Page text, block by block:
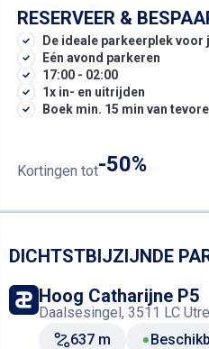
RESERVEER &
De ideale parkeerplek voor
Eén avond parkeren
17:00 - 02:00
1x in- en uitrijden
Boek min. 15 min van
Kortingen tot-50%
DICHTSTBIJZIJNDE
Hoog Catharijne P5
Daalsesingel, 3511 LC
637 m